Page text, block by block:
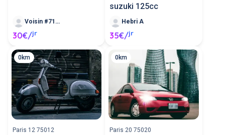
Voisin #71259
30€/jr
suzuki 125cc
Hebri A
35€/jr
0km
Paris 12 75012
0km
Paris 20 75020